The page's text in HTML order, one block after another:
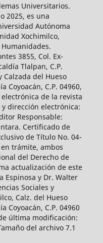
Universitarios.
2025, es una
Autónoma
Xochimilco,
3855, Col. Ex-
Tlalpan, C.P.
Calzada del Hueso
Coyoacán, C.P. 04960,
de la revista
dirección electrónica:
Responsable:
Certificado de
de Título No. 04-
en trámite, ambos
del Derecho de
actualización de este
Espinosa y Dr. Walter
Sociales y
Calz. del Hueso
Coyoacán, C.P. 04960
última modificación:
del archivo 7.1